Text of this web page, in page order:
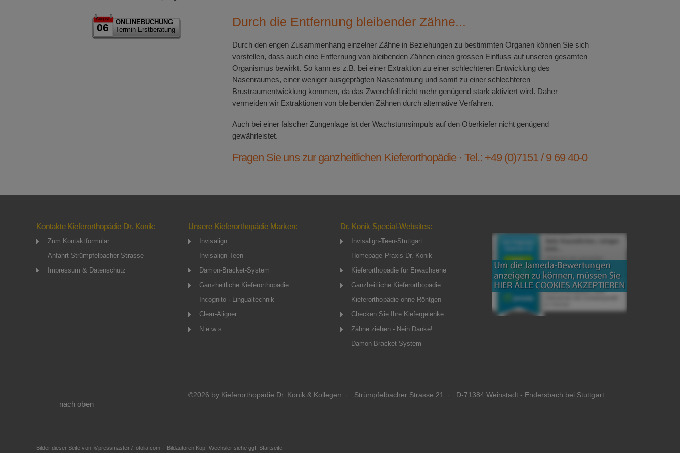
August
06
ONLINEBUCHUNG
Termin Erstberatung
Durch die Entfernung bleibender Zähne...
Durch den engen Zusammenhang einzelner Zähne in Beziehungen zu bestimmten Organen können Sie sich
vorstellen, dass auch eine Entfernung von bleibenden Zähnen einen grossen Einfluss auf unseren gesamten
Organismus bewirkt. So kann es z.B. bei einer Extraktion zu einer schlechteren Entwicklung des
Nasenraumes, einer weniger ausgeprägten Nasenatmung und somit zu einer schlechteren
Brustraumentwicklung kommen, da das Zwerchfell nicht mehr genügend stark aktiviert wird. Daher
vermeiden wir Extraktionen von bleibenden Zähnen durch alternative Verfahren.
Auch bei einer falscher Zungenlage ist der Wachstumsimpuls auf den Oberkiefer nicht genügend
gewährleistet.
Fragen Sie uns zur ganzheitlichen Kieferorthopädie · Tel.: +49 (0)7151 / 9 69 40-0
Kontakte Kieferorthopädie Dr. Konik:
Zum Kontaktformular
Anfahrt Strümpfelbacher Strasse
Impressum & Datenschutz
Unsere Kieferorthopädie Marken:
Invisalign
Invisalign Teen
Damon-Bracket-System
Ganzheitliche Kieferorthopädie
Incognito · Lingualtechnik
Clear-Aligner
N e w s
Dr. Konik Special-Websites:
Invisalign-Teen-Stuttgart
Homepage Praxis Dr. Konik
Kieferorthopädie für Erwachsene
Ganzheitliche Kieferorthopädie
Kieferorthopädie ohne Röntgen
Checken Sie Ihre Kiefergelenke
Zähne ziehen - Nein Danke!
Damon-Bracket-System
nach oben
©2026 by Kieferorthopädie Dr. Konik & Kollegen · Strümpfelbacher Strasse 21 · D-71384 Weinstadt - Endersbach bei Stuttgart
Bilder dieser Seite von: ©pressmaster / fotolia.com · Bildautoren Kopf-Wechsler siehe ggf. Startseite